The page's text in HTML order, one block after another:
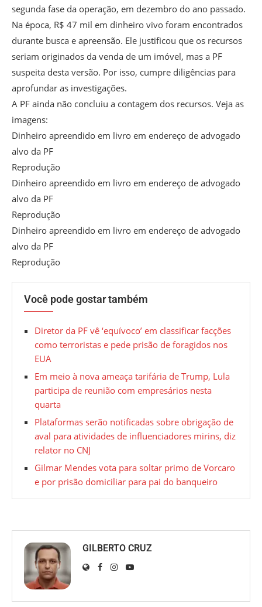
segunda fase da operação, em dezembro do ano passado.
Na época, R$ 47 mil em dinheiro vivo foram encontrados
durante busca e apreensão. Ele justificou que os recursos
seriam originados da venda de um imóvel, mas a PF
suspeita desta versão. Por isso, cumpre diligências para
aprofundar as investigações.
A PF ainda não concluiu a contagem dos recursos. Veja as
imagens:
Dinheiro apreendido em livro em endereço de advogado
alvo da PF
Reprodução
Dinheiro apreendido em livro em endereço de advogado
alvo da PF
Reprodução
Dinheiro apreendido em livro em endereço de advogado
alvo da PF
Reprodução
Você pode gostar também
Diretor da PF vê ‘equívoco’ em classificar facções
como terroristas e pede prisão de foragidos nos
EUA
Em meio à nova ameaça tarifária de Trump, Lula
participa de reunião com empresários nesta
quarta
Plataformas serão notificadas sobre obrigação de
aval para atividades de influenciadores mirins, diz
relator no CNJ
Gilmar Mendes vota para soltar primo de Vorcaro
e por prisão domiciliar para pai do banqueiro
GILBERTO CRUZ